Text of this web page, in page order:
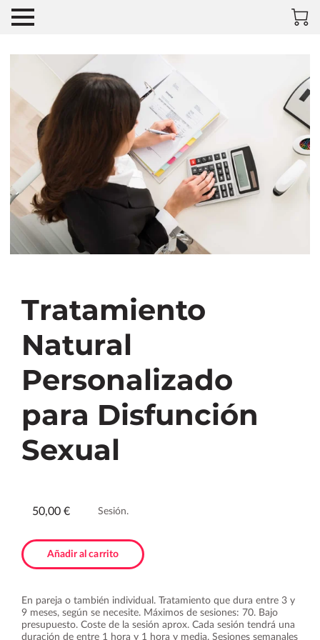
Tratamiento
Natural
Personalizado
para Disfunción
Sexual
50,00 € Sesión.
Añadir al carrito
En pareja o también individual. Tratamiento que dura entre 3 y
9 meses, según se necesite. Máximos de sesiones: 70. Bajo
presupuesto. Coste de la sesión aprox. Cada sesión tendrá una
duración de entre 1 hora y 1 hora y media. Sesiones semanales